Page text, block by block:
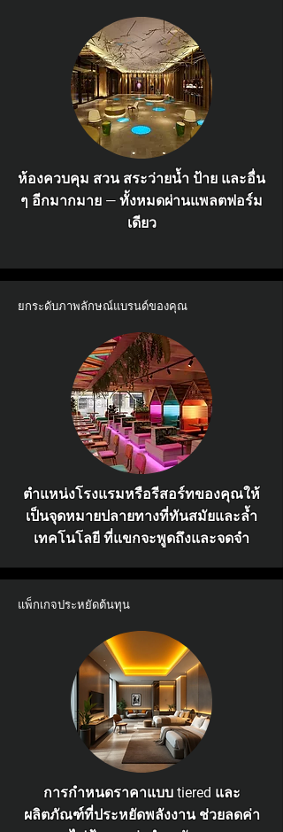
ห้องควบคุม สวน สระว่ายน้ำ ป้าย และอื่น
ๆ อีกมากมาย — ทั้งหมดผ่านแพลตฟอร์ม
เดียว
ยกระดับภาพลักษณ์แบรนด์ของคุณ
ตำแหน่งโรงแรมหรือรีสอร์ทของคุณให้
เป็นจุดหมายปลายทางที่ทันสมัยและล้ำ
เทคโนโลยี ที่แขกจะพูดถึงและจดจำ
แพ็กเกจประหยัดต้นทุน
การกำหนดราคาแบบ tiered และ
ผลิตภัณฑ์ที่ประหยัดพลังงาน ช่วยลดค่า